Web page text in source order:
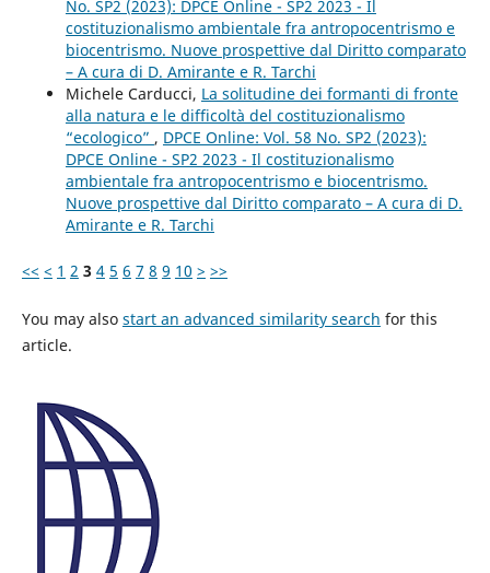
No. SP2 (2023): DPCE Online - SP2 2023 - Il
costituzionalismo ambientale fra antropocentrismo e
biocentrismo. Nuove prospettive dal Diritto comparato
– A cura di D. Amirante e R. Tarchi
Michele Carducci, La solitudine dei formanti di fronte
alla natura e le difficoltà del costituzionalismo
“ecologico” , DPCE Online: Vol. 58 No. SP2 (2023):
DPCE Online - SP2 2023 - Il costituzionalismo
ambientale fra antropocentrismo e biocentrismo.
Nuove prospettive dal Diritto comparato – A cura di D.
Amirante e R. Tarchi
<< < 1 2 3 4 5 6 7 8 9 10 > >>
You may also start an advanced similarity search for this
article.